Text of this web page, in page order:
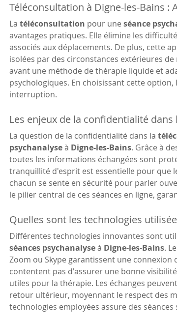
Téléconsultation à Digne-les-Bains :
La téléconsultation pour une séance
avantages pratiques. Elle élimine les
associés aux déplacements. De plus, cette
isolées par des circonstances extérieures
avant une méthode de thérapie liquide et
psychologiques. En choisissant cette
interruption.
Les enjeux de la confidentialité
La question de la confidentialité dans la
psychanalyse à Digne-les-Bains. Grâce à
toutes les informations échangées sont
tranquillité d'esprit est essentielle pour que
chacun se sente en sécurité pour parler
le pilier central de ces séances en ligne,
Quelles sont les technologies
Différentes technologies innovantes sont
séances psychanalyse à Digne-les-Bains.
Zoom ou Skype garantissent une connexion
contentent pas d'assurer une bonne
utiles pour la thérapie. Les échanges
retour ultérieur, moyennant le respect des
technologies employées assure des